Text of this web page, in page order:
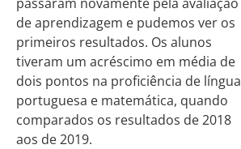
de aprendizagem e pudemos ver os
primeiros resultados. Os alunos
tiveram um acréscimo em média de
dois pontos na proficiência de língua
portuguesa e matemática, quando
comparados os resultados de 2018
aos de 2019.